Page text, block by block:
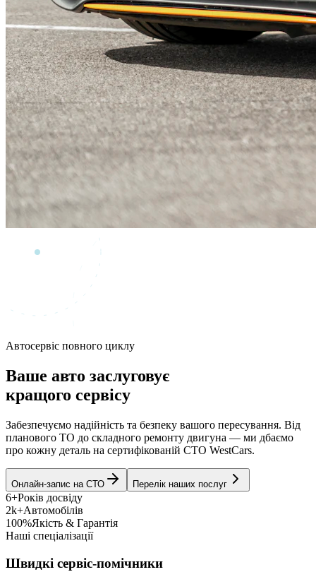
Автосервіс повного циклу
Ваше авто заслуговує
кращого сервісу
Забезпечуємо надійність та безпеку вашого пересування. Від
планового ТО до складного ремонту двигуна — ми дбаємо
про кожну деталь на сертифікованій СТО WestCars.
Онлайн-запис на СТО Перелік наших послуг
6+Років досвіду
2k+Автомобілів
100%Якість & Гарантія
Наші спеціалізації
Швидкі сервіс-помічники